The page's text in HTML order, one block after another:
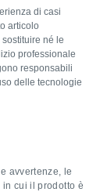
di casi
articolo
né le
professionale
responsabili
delle tecnologie
avvertenze, le
cui il prodotto è